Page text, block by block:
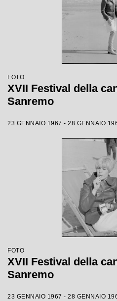
FOTO
XVII Festival della
Sanremo
23 GENNAIO 1967 - 28 GENNAIO
FOTO
XVII Festival della
Sanremo
23 GENNAIO 1967 - 28 GENNAIO